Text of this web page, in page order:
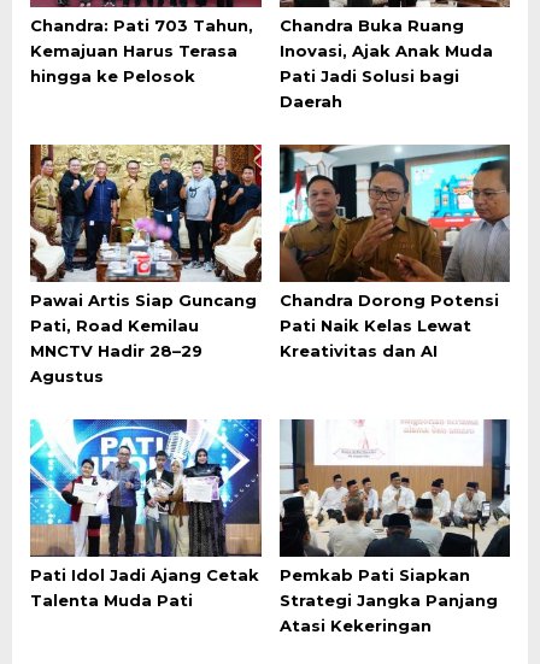
Chandra: Pati 703 Tahun,
Kemajuan Harus Terasa
hingga ke Pelosok
Chandra Buka Ruang
Inovasi, Ajak Anak Muda
Pati Jadi Solusi bagi
Daerah
Pawai Artis Siap Guncang
Pati, Road Kemilau
MNCTV Hadir 28–29
Agustus
Chandra Dorong Potensi
Pati Naik Kelas Lewat
Kreativitas dan AI
Pati Idol Jadi Ajang Cetak
Talenta Muda Pati
Pemkab Pati Siapkan
Strategi Jangka Panjang
Atasi Kekeringan